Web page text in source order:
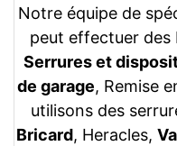
Notre équipe de
peut effectuer des
Serrures et
de garage, Remise
utilisons des
Bricard, Heracles,